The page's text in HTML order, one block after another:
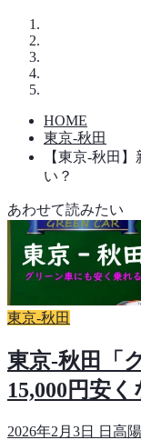
HOME
東京-秋田
【東京-秋田
い？
あわせて読みたい
東京-秋田
東京-秋田「
15,000円安く
2026年2月3日 日高